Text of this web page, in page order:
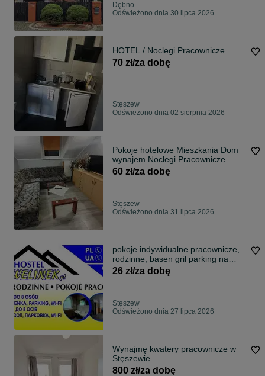
Dębno
Odświeżono dnia 30 lipca 2026
HOTEL / Noclegi Pracownicze
70 zł/za dobę
Stęszew
Odświeżono dnia 02 sierpnia 2026
Pokoje hotelowe Mieszkania Dom
wynajem Noclegi Pracownicze
60 zł/za dobę
Stęszew
Odświeżono dnia 31 lipca 2026
pokoje indywidualne pracownicze,
rodzinne, basen gril parking na
posesji
26 zł/za dobę
Stęszew
Odświeżono dnia 27 lipca 2026
Wynajmę kwatery pracownicze w
Stęszewie
800 zł/za dobę